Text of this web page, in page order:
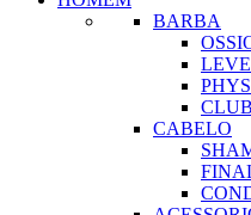
BARBA
CABELO